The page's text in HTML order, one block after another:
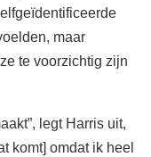
maar
te voorzichtig zijn
legt Harris uit,
komt] omdat ik heel